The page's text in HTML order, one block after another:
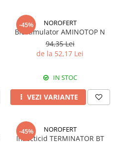
-45% NOROFERT
Biostimulator AMINOTOP N
94,35 Lei
de la 52,17 Lei
IN STOC
VEZI VARIANTE
-45% NOROFERT
Insecticid TERMINATOR BT